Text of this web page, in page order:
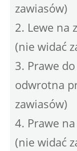
zawiasów)
2. Lewe na
(nie widać
3. Prawe
odwrotna
zawiasów)
4. Prawe
(nie widać